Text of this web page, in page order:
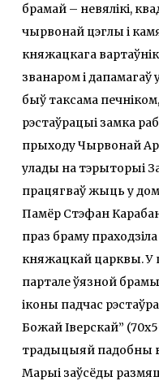
брамай – невялікі,
чырвонай цэглы і
княжацкага
званаром і
быў таксама
рэстаўрацыі замка
прыходу Чырвонай
улады на тэрыторыі
працягваў жыць у
Памёр Стэфан
праз браму
княжацкай царквы. У
партале ўязной брамы
іконы падчас
Божай Іверскай”
традыцыяй падобны
Марыі заўсёды